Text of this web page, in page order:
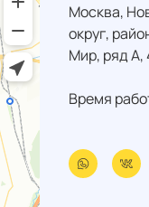
Москва,
округ,
Мир, ряд А,
Время